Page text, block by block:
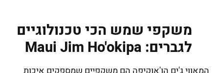
משקפי שמש הכי טכנולוגיים
לגברים: Maui Jim Ho'okipa